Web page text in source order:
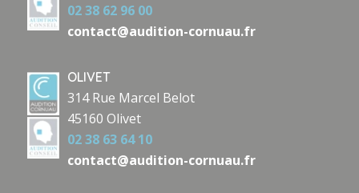
02 38 62 96 00
contact@audition-cornuau.fr
OLIVET
314 Rue Marcel Belot
45160 Olivet
02 38 63 64 10
contact@audition-cornuau.fr